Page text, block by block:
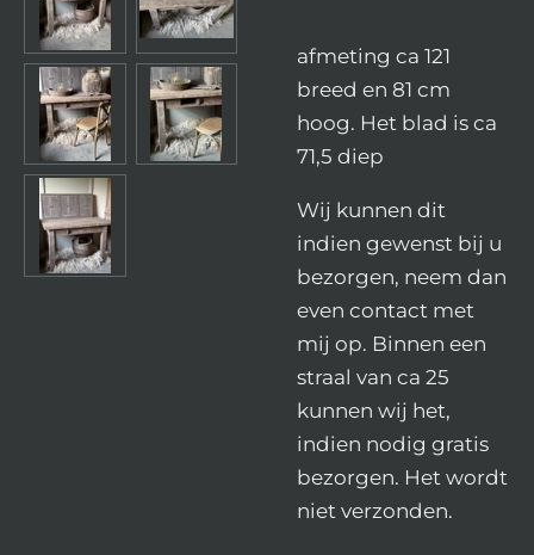
afmeting ca 121
breed en 81 cm
hoog. Het blad is ca
71,5 diep
Wij kunnen dit
indien gewenst bij u
bezorgen, neem dan
even contact met
mij op. Binnen een
straal van ca 25
kunnen wij het,
indien nodig gratis
bezorgen. Het wordt
niet verzonden.